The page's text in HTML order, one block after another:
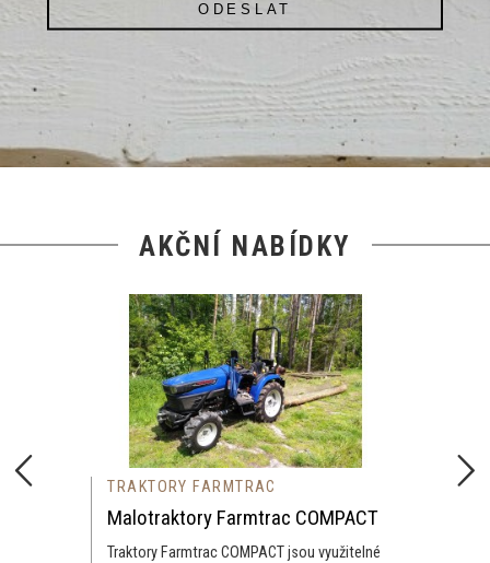
ODESLAT
AKČNÍ NABÍDKY
TRAKTORY FARMTRAC
Malotraktory Farmtrac COMPACT
Traktory Farmtrac COMPACT jsou využitelné